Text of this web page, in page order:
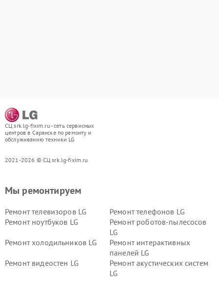
СЦ srk.lg-fixim.ru - сеть сервисных
центров в Саранске по ремонту и
обслуживанию техники LG
2021-2026 © СЦ srk.lg-fixim.ru
Мы ремонтируем
Ремонт телевизоров LG
Ремонт телефонов LG
Ремонт ноутбуков LG
Ремонт роботов-пылесосов
LG
Ремонт холодильников LG
Ремонт интерактивных
панелей LG
Ремонт видеостен LG
Ремонт акустических систем
LG